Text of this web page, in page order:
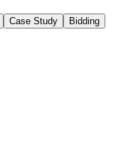
Case Study
Bidding